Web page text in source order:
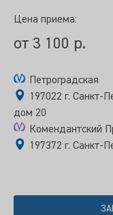
Цена приема:
от 3 100 р.
Петроградская
197022 г. Санкт-
дом 20
Комендантский
197372 г. Санкт-